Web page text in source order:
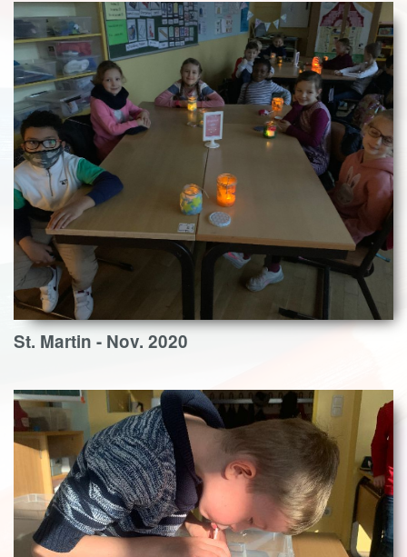
St. Martin - Nov. 2020